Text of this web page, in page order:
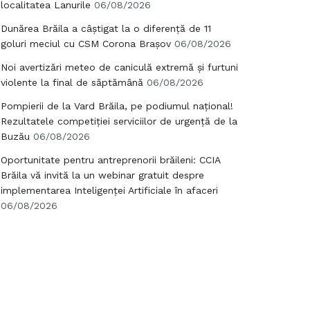
localitatea Lanurile 06/08/2026
Dunărea Brăila a câștigat la o diferență de 11
goluri meciul cu CSM Corona Brașov 06/08/2026
Noi avertizări meteo de caniculă extremă și furtuni
violente la final de săptămână 06/08/2026
Pompierii de la Vard Brăila, pe podiumul național!
Rezultatele competiției serviciilor de urgență de la
Buzău 06/08/2026
Oportunitate pentru antreprenorii brăileni: CCIA
Brăila vă invită la un webinar gratuit despre
implementarea Inteligenței Artificiale în afaceri
06/08/2026